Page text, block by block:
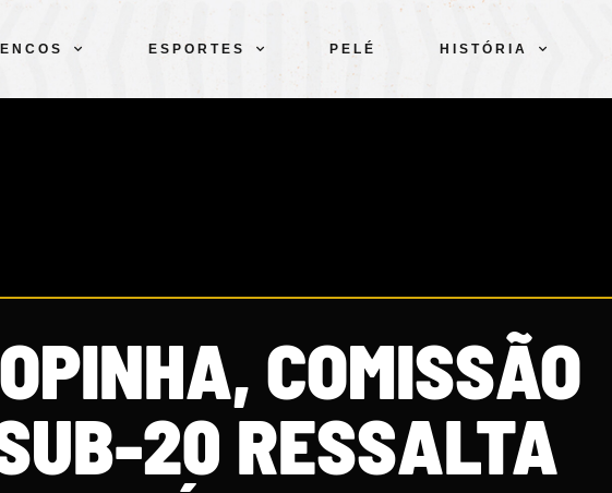
ESPORTES PELÉ HISTÓRIA
CLUBE
COMISSÃO
20 RESSALTA